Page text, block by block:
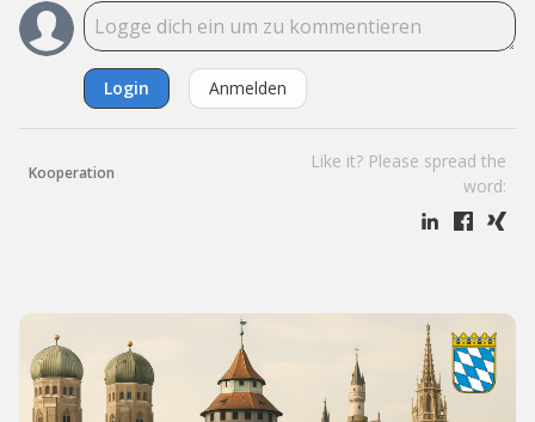
Login Anmelden
Kooperation
Like it? Please spread the
word: